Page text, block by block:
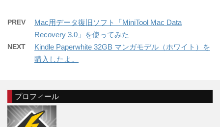
PREV
Mac用データ復旧ソフト「MiniTool Mac Data
Recovery 3.0」を使ってみた
NEXT
Kindle Paperwhite 32GB マンガモデル（ホワイト）を
購入したよ。
プロフィール